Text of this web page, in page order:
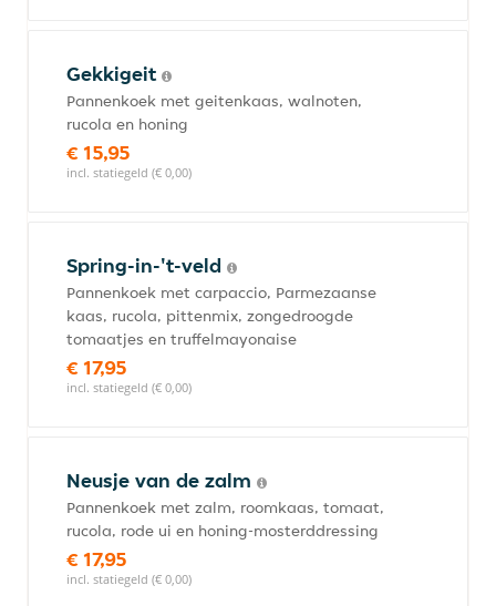
Gekkigeit
Pannenkoek met geitenkaas, walnoten,
rucola en honing
€ 15,95
incl. statiegeld (€ 0,00)
Spring-in-'t-veld
Pannenkoek met carpaccio, Parmezaanse
kaas, rucola, pittenmix, zongedroogde
tomaatjes en truffelmayonaise
€ 17,95
incl. statiegeld (€ 0,00)
Neusje van de zalm
Pannenkoek met zalm, roomkaas, tomaat,
rucola, rode ui en honing-mosterddressing
€ 17,95
incl. statiegeld (€ 0,00)